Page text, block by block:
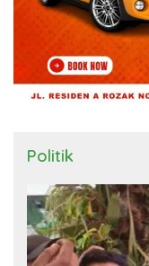
Politik